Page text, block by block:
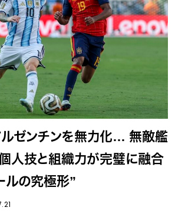
ルゼンチンを無力化… 無敵艦
個人技と組織力が完璧に融合
ルの究極形”